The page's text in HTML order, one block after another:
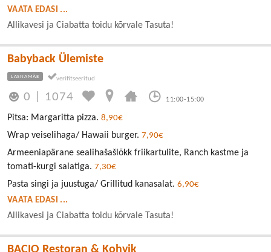
VAATA EDASI ...
Allikavesi ja Ciabatta toidu kõrvale Tasuta!
Babyback Ülemiste
LASNAMÄE
0 1074 11:00-15:00
Pitsa: Margaritta pizza. 8,90€
Wrap veiselihaga/ Hawaii burger. 7,90€
Armeeniapärane sealihašašlõkk friikartulite, Ranch kastme ja
tomati-kurgi salatiga. 7,30€
Pasta singi ja juustuga/ Grillitud kanasalat. 6,90€
VAATA EDASI ...
Allikavesi ja Ciabatta toidu kõrvale Tasuta!